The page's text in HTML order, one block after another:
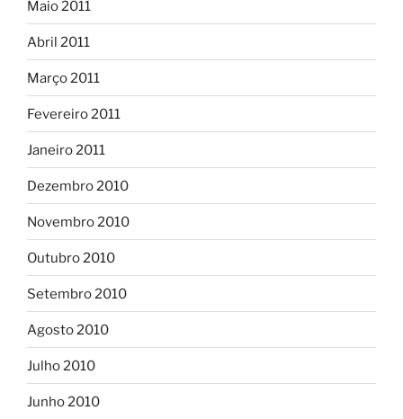
Maio 2011
Abril 2011
Março 2011
Fevereiro 2011
Janeiro 2011
Dezembro 2010
Novembro 2010
Outubro 2010
Setembro 2010
Agosto 2010
Julho 2010
Junho 2010